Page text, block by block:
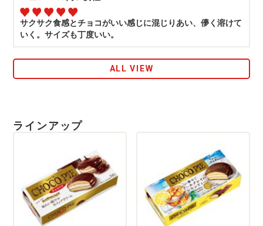
サクサク食感とチョコがいい感じに混じりあい、儚く溶けて
いく。サイズも丁度いい。
ALL VIEW
ラインアップ